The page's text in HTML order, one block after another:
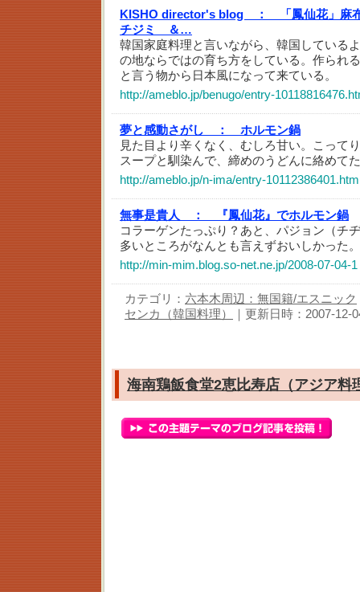
KISHO director's blog ：
「鳳仙花」
チジミ ＆…
韓国家庭料理と言いながら、韓国している
の地ならではの育ち方をしている。作られ
と言う物から日本風になって来ている。
http://ameblo.jp/benugo/entry-
夢と感動さがし ：
ホルモン鍋
見た目より辛くなく、むしろ甘い。こって
スープと馴染んで、締めのうどんに絡めて
http://ameblo.jp/n-ima/entry-
無事是貴人 ：
『鳳仙花』でホルモン鍋
コラーゲンたっぷり？あと、パジョン（チ
多いところがなんとも言えずおいしかった。
http://min-mim.blog.so-net.ne.jp/2008-07-04-1
カテゴリ： 六本木周辺：無国籍/エスニック
センカ（韓国料理）
｜更新日時：2007-12-
海南鶏飯食堂2恵比寿店（アジア料